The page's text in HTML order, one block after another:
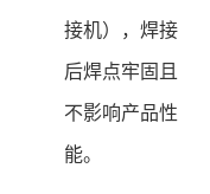
接机），焊接
后焊点牢固且
不影响产品性
能。